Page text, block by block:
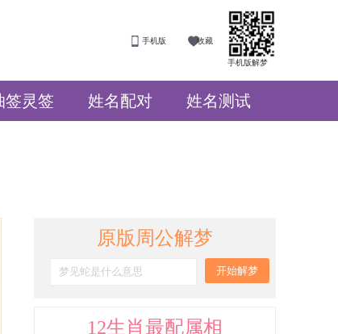
手机版解梦
手机版 收藏
签灵签 姓名配对 姓名测试
原版周公解梦
12生肖最配属相